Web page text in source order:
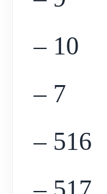
– 10
– 7
– 516